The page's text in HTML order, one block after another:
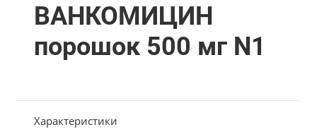
ВАНКОМИЦИН
порошок 500 мг N1
Характеристики